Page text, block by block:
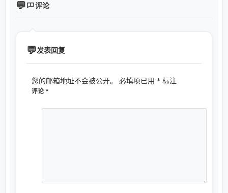
评论
发表回复
您的邮箱地址不会被公开。 必填项已用 * 标注
评论 *